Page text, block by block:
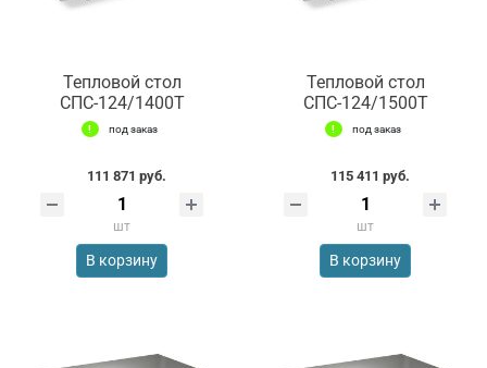
Тепловой стол
СПС-124/1400Т
под заказ
111 871 руб.
шт
В корзину
Тепловой стол
СПС-124/1500Т
под заказ
115 411 руб.
шт
В корзину